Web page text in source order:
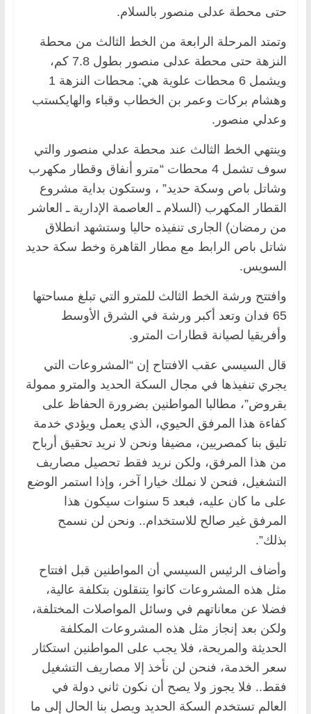
حتى محطة عدلى منصور بالسلام.
وتمتد المرحلة الرابعة من الخط الثالث من محطة
النزهة حتى محطة عدلى منصور بطول 7.8 كم،
ويشمل 6 محطات علوية هي: محطات النزهة 1
وهشام بركات وعمر بن الخطاب وقباء والهايكستب
وعدلي منصور.
وينتهي الخط الثالث عند محطة عدلي منصور والتي
سوف تشمل 4 محطات “مترو أنفاق وقطار مكهرب
وشاتل باص وسكة حديد” ، وستكون بداية مشروع
القطار المكهرب (السلام ـ العاصمة الإدارية ـ العاشر
من رمضان) الجارى تنفيذه حاليا وستشهد انطلاق
شاتل باص الرابط مع مطار القاهرة وخط سكة حديد
السويس.
وافتتح ورشة الخط الثالث للمترو التي تبلغ مساحتها
65 فدان وتعد أكبر ورشة في الشرق الأوسط
وأفريقيا لصيانة قطارات المترو.
قال السيسي عقب الافتتاح إن “المشروعات التي
يجري تنفيذها في مجال السكة الحديد والمترو ممولة
بقروض”، مطالبا المواطنين بضرورة الحفاظ على
كفاءة هذا المرفق الحيوي، الذي يعمل ويؤدي خدمة
تليق بنا كمصريين، مضيفا ونحن لا نريد تحقيق أرباح
من هذا المرفق، ولكن نريد فقط تحصيل مصاريف
التشغيل، فنحن لا نملك خيارا آخر، وإذا استمر الوضع
على ما كان عليه، فبعد 5 سنوات سيكون هذا
المرفق غير صالح للاستخدام.. ونحن لن نسمح
بذلك”.
وأضاف الرئيس السيسي أن المواطنين قبل افتتاح
مثل هذه المشروعات كانوا يتنقلون بتكلفة عالية،
فضلا عن معاناتهم في وسائل المواصلات المختلفة،
ولكن بعد إنجاز مثل هذه المشروعات المكلفة
الحديثة والمريحة، فلا يجب على المواطنين استكثار
سعر الخدمة، فنحن لن نأخذ إلا مصاريف التشغيل
فقط.. فلا يجوز ولا يصح أن نكون ثاني دولة في
العالم تستخدم السكة الحديد ويصل بنا الحال إلى ما